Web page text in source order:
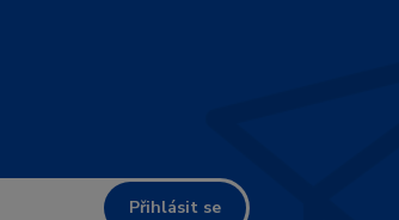
Přihlásit se